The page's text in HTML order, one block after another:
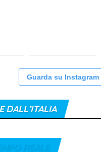
Guarda su Instagram
DALL’ITALIA
REALE